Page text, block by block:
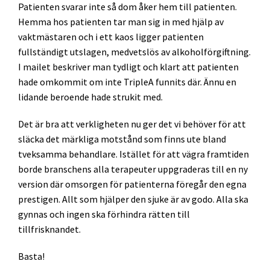
Patienten svarar inte så dom åker hem till patienten.
Hemma hos patienten tar man sig in med hjälp av
vaktmästaren och i ett kaos ligger patienten
fullständigt utslagen, medvetslös av alkoholförgiftning.
I mailet beskriver man tydligt och klart att patienten
hade omkommit om inte TripleA funnits där. Ännu en
lidande beroende hade strukit med.
Det är bra att verkligheten nu ger det vi behöver för att
släcka det märkliga motstånd som finns ute bland
tveksamma behandlare. Istället för att vägra framtiden
borde branschens alla terapeuter uppgraderas till en ny
version där omsorgen för patienterna föregår den egna
prestigen. Allt som hjälper den sjuke är av godo. Alla ska
gynnas och ingen ska förhindra rätten till
tillfrisknandet.
Basta!